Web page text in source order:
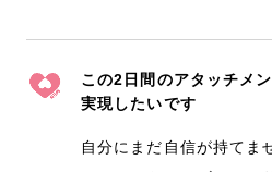
この2日間のアタッチメ
実現したいです
自分にまだ自信が持てま